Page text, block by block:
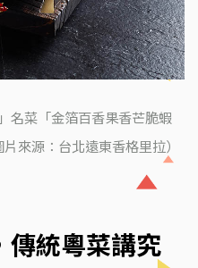
名菜「金箔百香果香芒脆蝦
來源：台北遠東香格里拉）
傳統粵菜講究